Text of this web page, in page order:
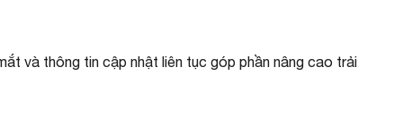
và thông tin cập nhật liên tục góp phần nâng cao trải